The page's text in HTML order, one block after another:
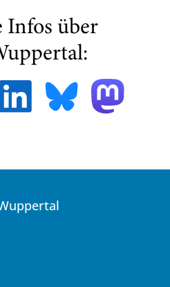
Infos über